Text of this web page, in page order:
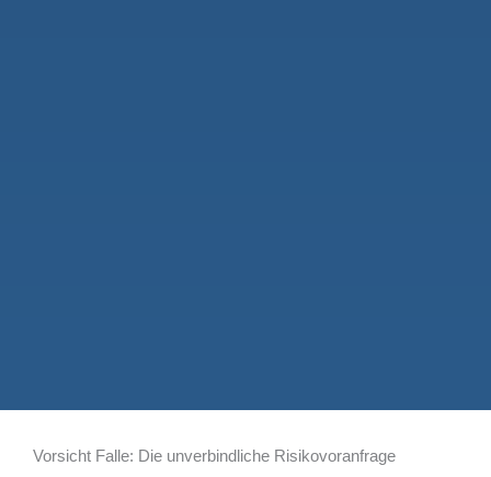
Vorsicht Falle: Die unverbindliche Risikovoranfrage